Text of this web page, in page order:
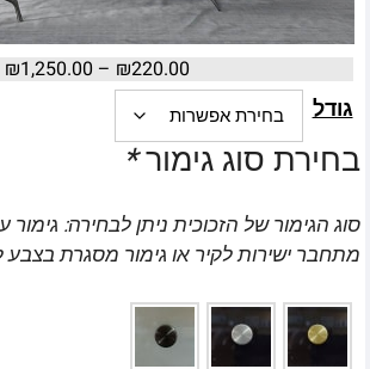
₪220.00
–
₪1,250.00
גודל
בחירת סוג גימור*
סוג הגימור של הזכוכית ניתן לבחירה:
מתחבר ישירות לקיר או גימור מסגרת בצבע